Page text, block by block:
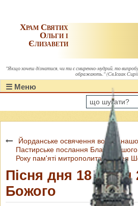
Храм Святих
Ольги і
Єлизавети
"Якщо хочеш дізнатися, чи ти є смиренно-мудрий, то
ображають." (Св.Ісаак
Йорданське освячення води в
Пастирське послання
Року пам'яті митрополита Андрея
Пісня дня 18 січня
Божого